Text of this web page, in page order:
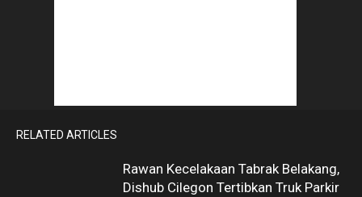
RELATED ARTICLES
Rawan Kecelakaan Tabrak Belakang,
Dishub Cilegon Tertibkan Truk Parkir